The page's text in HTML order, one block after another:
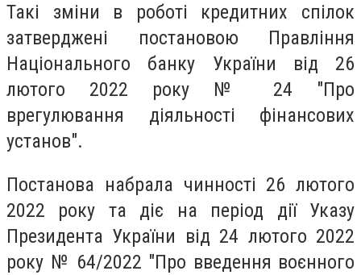
Такі зміни в роботі кредитних спілок
затверджені постановою Правління
Національного банку України від 26
лютого 2022 року № 24 "Про
врегулювання діяльності фінансових
установ".
Постанова набрала чинності 26 лютого
2022 року та діє на період дії Указу
Президента України від 24 лютого 2022
року № 64/2022 "Про введення воєнного